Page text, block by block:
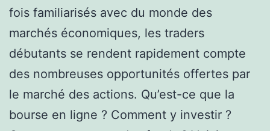
fois familiarisés avec du monde des
marchés économiques, les traders
débutants se rendent rapidement compte
des nombreuses opportunités offertes par
le marché des actions. Qu’est-ce que la
bourse en ligne ? Comment y investir ?